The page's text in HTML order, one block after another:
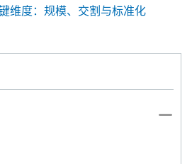
维度：规模、交割与标准化